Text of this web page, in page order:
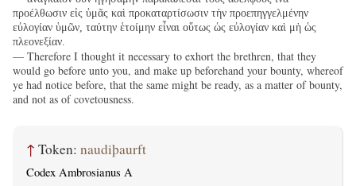
προέλθωσιν εἰς ὑμᾶς καὶ προκαταρτίσωσιν τὴν προεπηγγελμένην
εὐλογίαν ὑμῶν, ταύτην ἑτοίμην εἶναι οὕτως ὡς εὐλογίαν καὶ μὴ ὡς
πλεονεξίαν.
— Therefore I thought it necessary to exhort the brethren, that they
would go before unto you, and make up beforehand your bounty, whereof
ye had notice before, that the same might be ready, as a matter of bounty,
and not as of covetousness.
↑ Token: naudiþaurft
Codex Ambrosianus A